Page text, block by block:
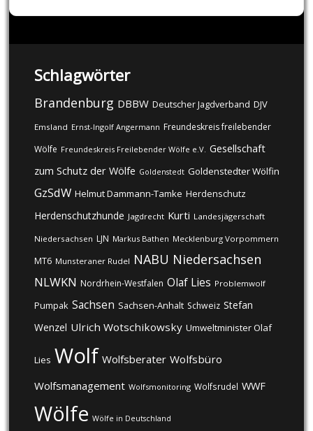
Schlagwörter
Brandenburg DBBW Deutscher Jagdverband DJV
Emsland Ernst-Ingolf Angermann Freundeskreis freilebender
Wölfe Freundeskreis Freilebender Wölfe e.V. Gesellschaft
zum Schutz der Wölfe Goldenstedt Goldenstedter Wölfin
GzSdW Helmut Dammann-Tamke Herdenschutz
Herdenschutzhunde Jagdrecht Kurti Landesjägerschaft
Niedersachsen LJN Markus Bathen Mecklenburg Vorpommern
MT6 Munsteraner Rudel NABU Niedersachsen
NLWKN Nordrhein-Westfalen Olaf Lies Problemwolf
Pumpak Sachsen Sachsen-Anhalt Schweiz Stefan
Wenzel Ulrich Wotschikowsky Umweltminister Olaf
Lies Wolf Wolfsberater Wolfsbüro
Wolfsmanagement Wolfsmonitoring Wolfsrudel WWF
Wölfe Wölfe in Deutschland